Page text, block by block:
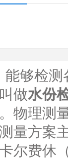
够检测
做水份
物理测
量方案
尔费休